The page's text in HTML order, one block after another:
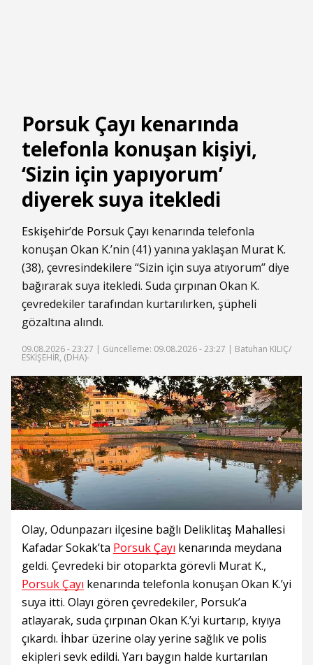
Porsuk Çayı kenarında
telefonla konuşan kişiyi,
‘Sizin için yapıyorum’
diyerek suya itekledi
Eskişehir’de Porsuk Çayı kenarında telefonla
konuşan Okan K.’nin (41) yanına yaklaşan Murat K.
(38), çevresindekilere “Sizin için suya atıyorum’’ diye
bağırarak suya itekledi. Suda çırpınan Okan K.
çevredekiler tarafından kurtarılırken, şüpheli
gözaltına alındı.
09.08.2026 - 23:27 | Güncelleme: 09.08.2026 - 23:27 | Batuhan KILIÇ/
ESKİŞEHİR, (DHA)-
Olay, Odunpazarı ilçesine bağlı Deliklitaş Mahallesi
Kafadar Sokak’ta Porsuk Çayı kenarında meydana
geldi. Çevredeki bir otoparkta görevli Murat K.,
Porsuk Çayı kenarında telefonla konuşan Okan K.’yi
suya itti. Olayı gören çevredekiler, Porsuk’a
atlayarak, suda çırpınan Okan K.’yi kurtarıp, kıyıya
çıkardı. İhbar üzerine olay yerine sağlık ve polis
ekipleri sevk edildi. Yarı baygın halde kurtarılan